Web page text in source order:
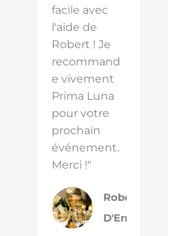
facile avec
l'aide de
Robert ! Je
recommand
e vivement
Prima Luna
pour votre
prochain
événement.
Merci !"
Roberto
D'Errico